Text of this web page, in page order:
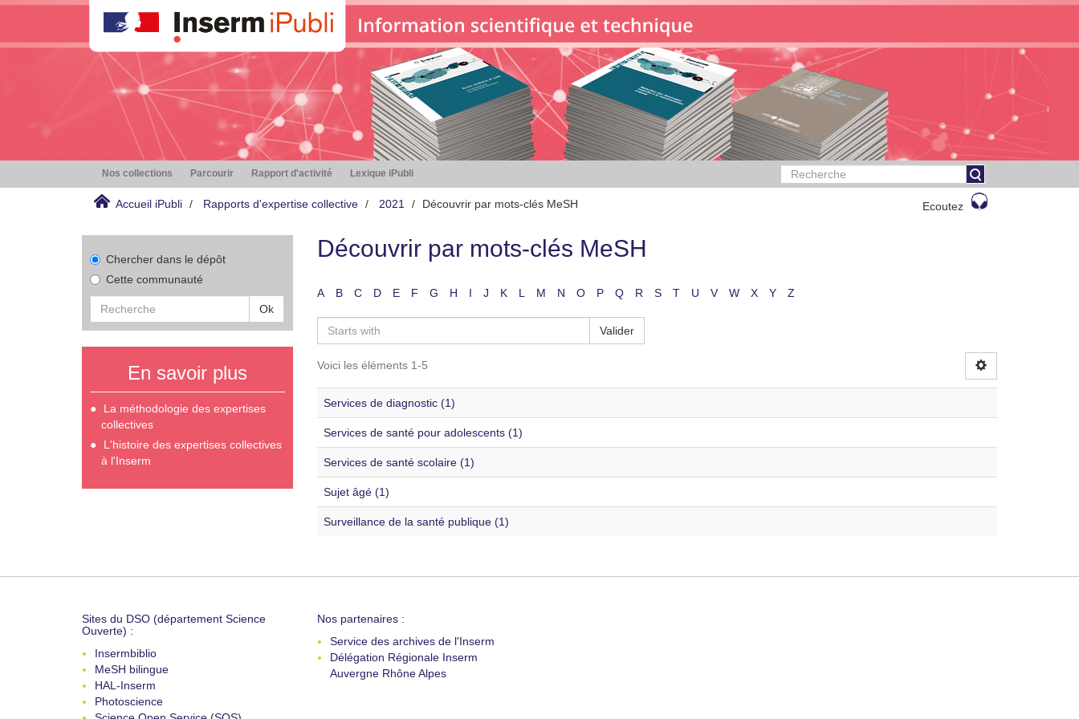
Nos collections Parcourir Rapport d'activité Lexique iPubli
Accueil iPubli Rapports d'expertise collective 2021 Découvrir par mots-clés MeSH Ecoutez
Chercher dans le dépôt
Cette communauté
Ok
En savoir plus
La méthodologie des expertises
collectives
L'histoire des expertises collectives
à l'Inserm
Découvrir par mots-clés MeSH
A B C D E F G H I J K L M N O P Q R S T U V W X Y Z
Valider
Voici les éléments 1-5
Services de diagnostic (1)
Services de santé pour adolescents (1)
Services de santé scolaire (1)
Sujet âgé (1)
Surveillance de la santé publique (1)
Sites du DSO (département Science
Ouverte) :
Insermbiblio
MeSH bilingue
HAL-Inserm
Photoscience
Nos partenaires :
Service des archives de l'Inserm
Délégation Régionale Inserm
Auvergne Rhône Alpes